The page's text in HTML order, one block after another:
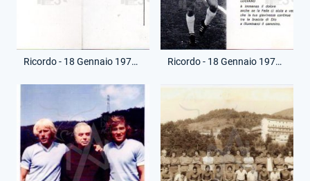
Ricordo - 18 Gennaio 1977 - Morte Luciano Re Cecconi - (Fronte) Ricordo - 18 Gennaio 1977 - Morte Luciano Re Cecconi - (Retro)